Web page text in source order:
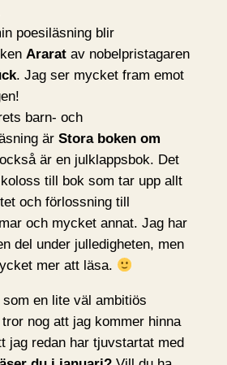
poesiläsning blir
Araratav nobelpristagaren
. Jag ser mycket fram emot
barn- och
är Stora boken om
är en julklappsbok. Det
till bok som tar upp allt
och förlossning till
och mycket annat. Jag har
del under julledigheten, men
mer att läsa.
en lite väl ambitiös
nog att jag kommer hinna
jag redan har tjuvstartat med